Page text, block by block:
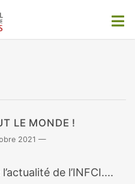
LE MONDE !
2021
de l’INFCI....